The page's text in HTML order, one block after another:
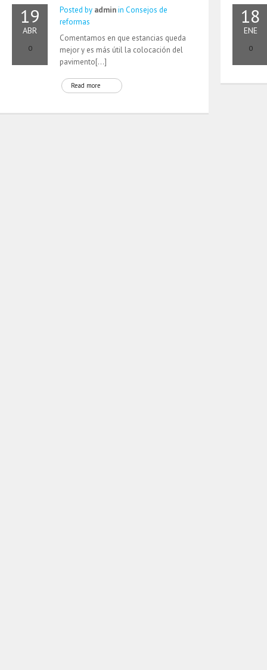
19
ABR
0
Posted by adminin Consejos de
reformas
Comentamos en que estancias queda
mejor y es más útil la colocación del
pavimento[…]
Read more
18
ENE
0